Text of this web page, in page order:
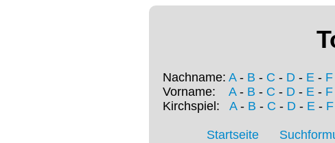
Nachname: A- B - C - D - E - F
Vorname: A- B - C - D - E - F
Kirchspiel: A- B - C - D- E- F
Startseite